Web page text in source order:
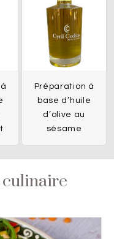
Préparation à
base d’huile
d’olive au
sésame